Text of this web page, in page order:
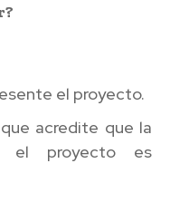
el proyecto.
acredite que la
el proyecto es